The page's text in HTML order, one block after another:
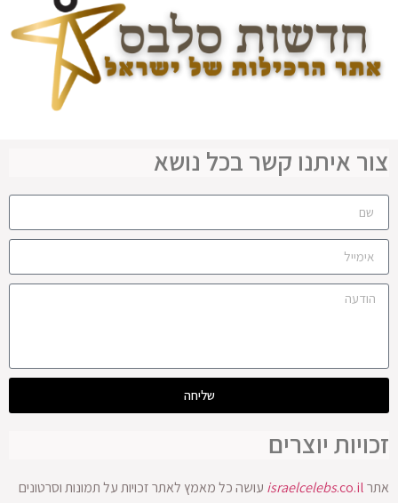
צור איתנו קשר בכל נושא
שליחה
זכויות יוצרים
אתר israelcelebs.co.il
עושה כל מאמץ לאתר זכויות על תמונות וסרטונים